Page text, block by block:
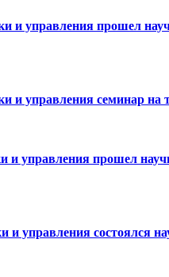
и управления прошел
управления семинар на
управления прошел
управления состоялся